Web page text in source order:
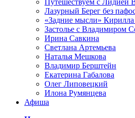
Лазурный Берег без
«Задние мысли»
Застолье с Владимиром
Ирина Савкина
Светлана Артемьева
Наталья Мешкова
Владимир Берштейн
Екатерина Габалова
Олег Липовецкий
Илона Румянцева
Афиша